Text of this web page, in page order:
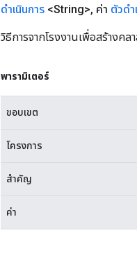
ดำเนินการ <String>, ค่า ตัวดำ
วิธีการจากโรงงานเพื่อสร้างค
พารามิเตอร์
ขอบเขต
โครงการ
สำคัญ
ค่า